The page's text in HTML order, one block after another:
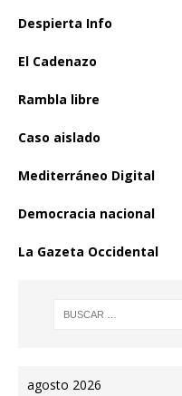
Despierta Info
El Cadenazo
Rambla libre
Caso aislado
Mediterráneo Digital
Democracia nacional
La Gazeta Occidental
agosto 2026